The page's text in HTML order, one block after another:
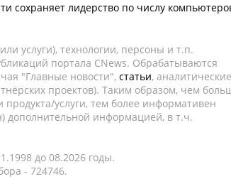
сохраняет лидерство по числу
услуги), технологии, персоны и т.п.
портала CNews. Обрабатываются
"Главные новости", статьи, аналитические
проектов). Таким образом, чем
услуги, тем более информативен
дополнительной информацией, в т.ч.
до 08.2026 годы.
- 724746.